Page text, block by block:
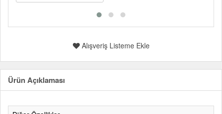
Alışveriş Listeme Ekle
Ürün Açıklaması